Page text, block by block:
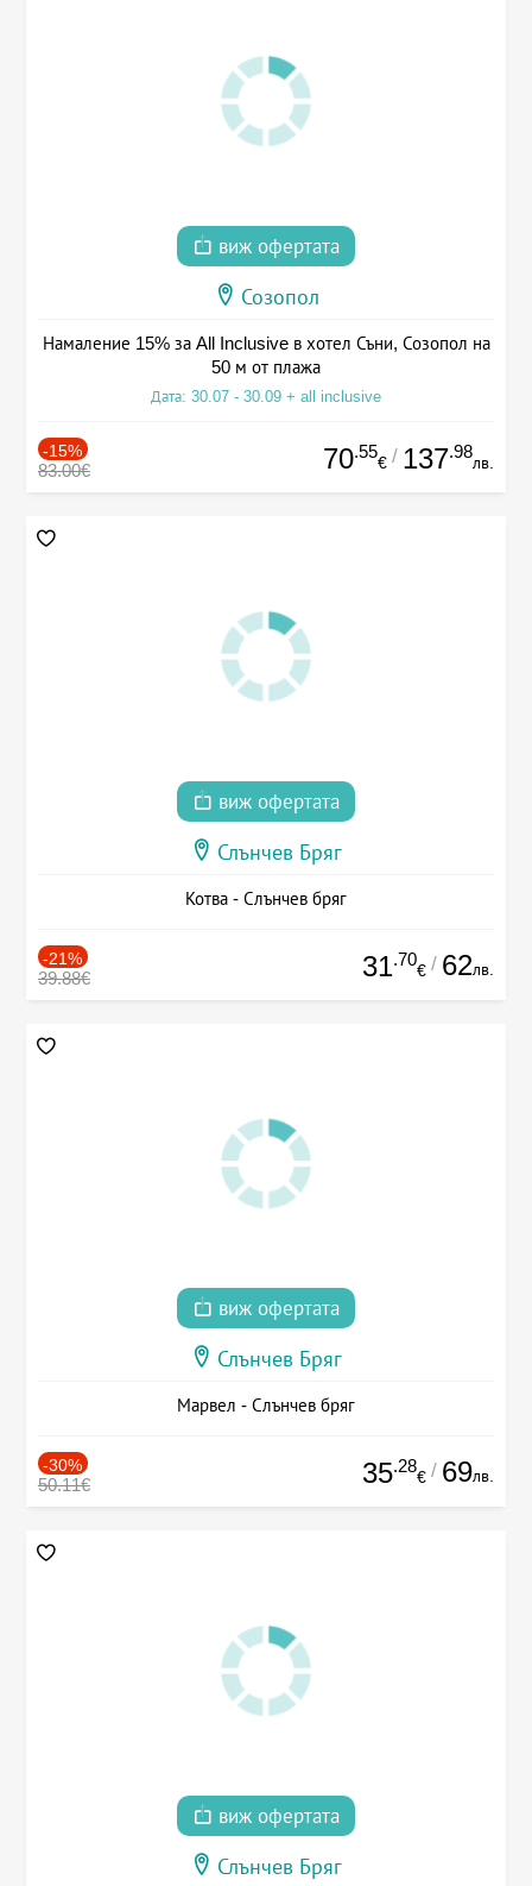
виж офертата
Созопол
Намаление 15% за All Inclusive в хотел Съни, Созопол на
50 м от плажа
Дата: 30.07 - 30.09 + all inclusive
-15%
83.00€ 70.55
€ / 137.98
лв.
виж офертата
Слънчев Бряг
Котва - Слънчев бряг
-21%
39.88€ 31.70
€ / 62лв.
виж офертата
Слънчев Бряг
Марвел - Слънчев бряг
-30%
50.11€ 35.28
€ / 69лв.
виж офертата
Слънчев Бряг